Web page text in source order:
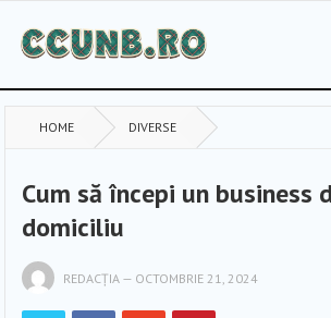
HOME DIVERSE
Cum să începi un business
domiciliu
REDACȚIA — OCTOMBRIE 21, 2024